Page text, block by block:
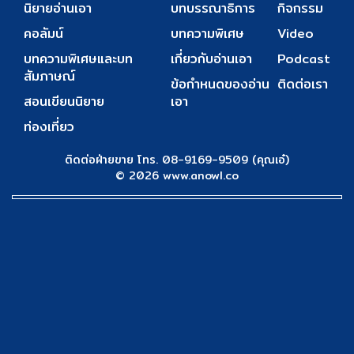
นิยายอ่านเอา
คอลัมน์
บทความพิเศษและบท
สัมภาษณ์
สอนเขียนนิยาย
ท่องเที่ยว
บทบรรณาธิการ
บทความพิเศษ
เกี่ยวกับอ่านเอา
ข้อกำหนดของอ่าน
เอา
กิจกรรม
Video
Podcast
ติดต่อเรา
ติดต่อฝ่ายขาย โทร. 08-9169-9509 (คุณเอ๋)
© 2026 www.anowl.co